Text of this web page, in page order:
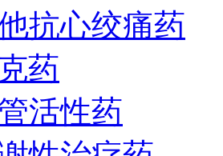
抗心绞痛药
药
活性药